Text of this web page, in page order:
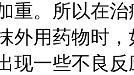
重。所以在
外用药物时
现一些不良